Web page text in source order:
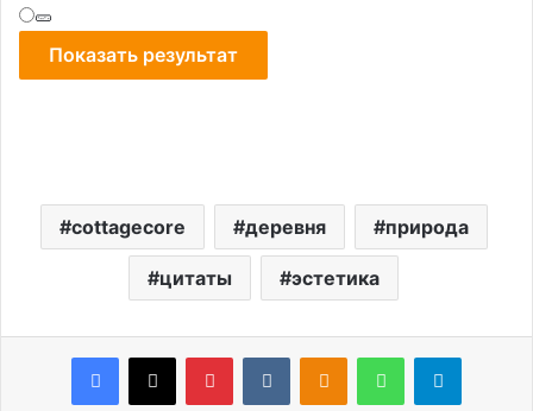
🥒
cottagecore деревня природа
цитаты эстетика